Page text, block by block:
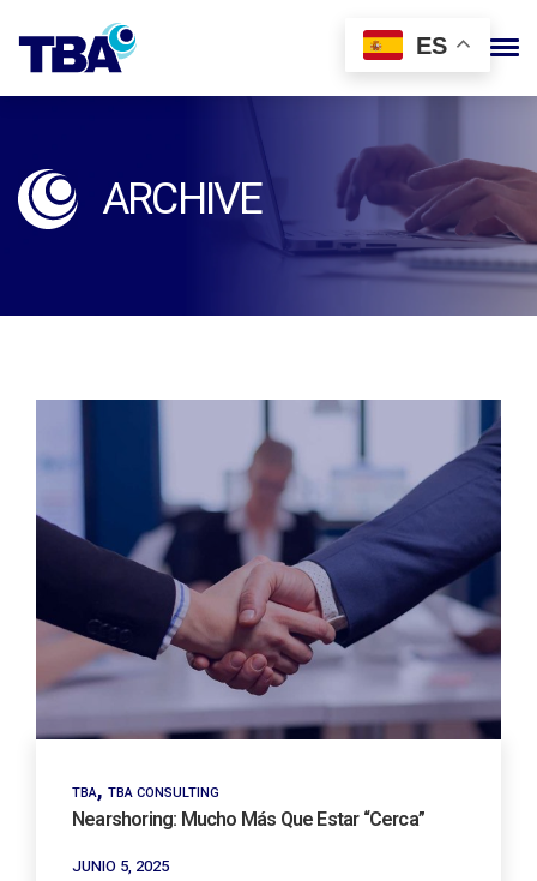
ES
ARCHIVE
TBA, TBA CONSULTING
Nearshoring: Mucho Más Que Estar “cerca”
JUNIO 5, 2025